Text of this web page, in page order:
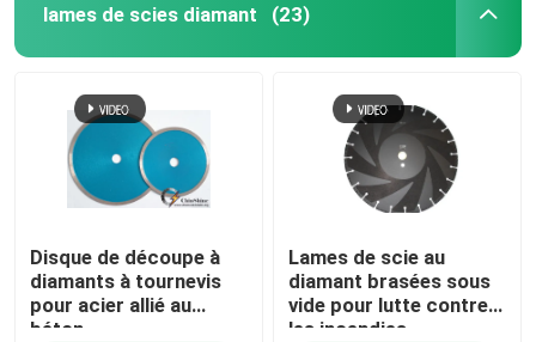
lames de scies diamant (23)
Disque de découpe à
diamants à tournevis
pour acier allié au
béton
Lames de scie au
diamant brasées sous
vide pour lutte contre
les incendies